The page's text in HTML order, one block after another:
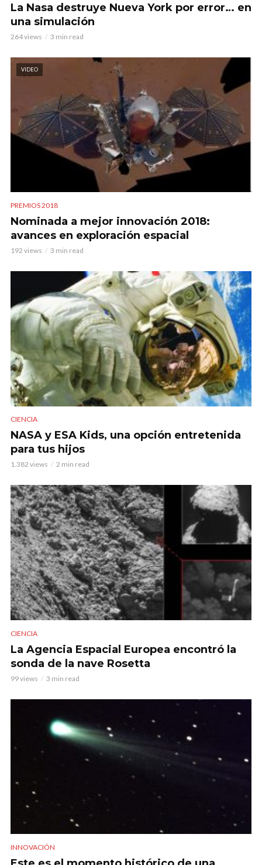
La Nasa destruye Nueva York por error… en
una simulación
264 views 3 min read
VIDEO
PREMIOS 2018
Nominada a mejor innovación 2018:
avances en exploración espacial
192 views 3 min read
CIENCIA
NASA y ESA Kids, una opción entretenida
para tus hijos
1.382 views 2 min read
CIENCIA
La Agencia Espacial Europea encontró la
sonda de la nave Rosetta
99 views 3 min read
INNOVACIÓN